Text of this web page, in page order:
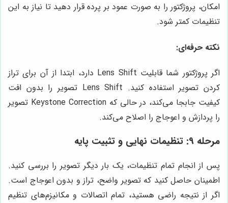
امکان، پروژکتور را به صورت عمود بر پرده قرار دهید تا نیاز به این
تنظیمات کمتر شود.
نکته حرفه‌ای:
اگر پروژکتور شما قابلیت Lens Shift دارد، ابتدا از آن برای تراز
کردن تصویر استفاده کنید. Lens Shift تصویر را بدون افت
کیفیت جابجا می‌کند، در حالی که Keystone Correction تصویر
را پردازش و اعوجاج را اصلاح می‌کند.
مرحله ۹: تنظیمات نهایی و تثبیت پایه
پس از انجام تمام تنظیمات، یک بار دیگر تصویر را بررسی کنید.
اطمینان حاصل کنید که تصویر واضح، تراز و بدون اعوجاج است.
اگر از نتیجه راضی هستید، تمام اتصالات و مکانیزم‌های تنظیم